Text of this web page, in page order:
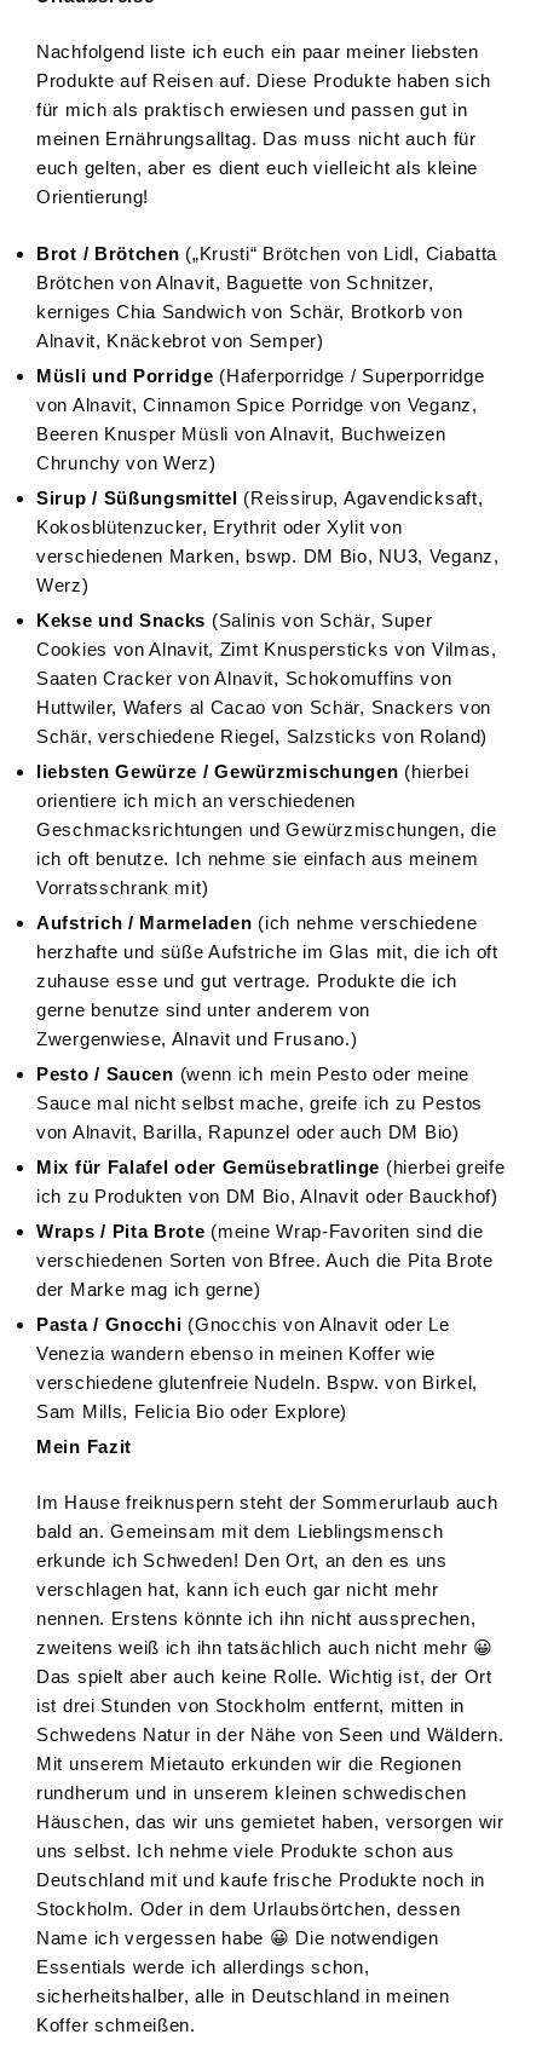
Nachfolgend liste ich euch ein paar meiner liebsten
Produkte auf Reisen auf. Diese Produkte haben sich
für mich als praktisch erwiesen und passen gut in
meinen Ernährungsalltag. Das muss nicht auch für
euch gelten, aber es dient euch vielleicht als kleine
Orientierung!
Brot / Brötchen („Krusti“ Brötchen von Lidl, Ciabatta
Brötchen von Alnavit, Baguette von Schnitzer,
kerniges Chia Sandwich von Schär, Brotkorb von
Alnavit, Knäckebrot von Semper)
Müsli und Porridge (Haferporridge / Superporridge
von Alnavit, Cinnamon Spice Porridge von Veganz,
Beeren Knusper Müsli von Alnavit, Buchweizen
Chrunchy von Werz)
Sirup / Süßungsmittel (Reissirup, Agavendicksaft,
Kokosblütenzucker, Erythrit oder Xylit von
verschiedenen Marken, bswp. DM Bio, NU3, Veganz,
Werz)
Kekse und Snacks (Salinis von Schär, Super
Cookies von Alnavit, Zimt Knuspersticks von Vilmas,
Saaten Cracker von Alnavit, Schokomuffins von
Huttwiler, Wafers al Cacao von Schär, Snackers von
Schär, verschiedene Riegel, Salzsticks von Roland)
liebsten Gewürze / Gewürzmischungen (hierbei
orientiere ich mich an verschiedenen
Geschmacksrichtungen und Gewürzmischungen, die
ich oft benutze. Ich nehme sie einfach aus meinem
Vorratsschrank mit)
Aufstrich / Marmeladen (ich nehme verschiedene
herzhafte und süße Aufstriche im Glas mit, die ich oft
zuhause esse und gut vertrage. Produkte die ich
gerne benutze sind unter anderem von
Zwergenwiese, Alnavit und Frusano.)
Pesto / Saucen (wenn ich mein Pesto oder meine
Sauce mal nicht selbst mache, greife ich zu Pestos
von Alnavit, Barilla, Rapunzel oder auch DM Bio)
Mix für Falafel oder Gemüsebratlinge (hierbei greife
ich zu Produkten von DM Bio, Alnavit oder Bauckhof)
Wraps / Pita Brote (meine Wrap-Favoriten sind die
verschiedenen Sorten von Bfree. Auch die Pita Brote
der Marke mag ich gerne)
Pasta / Gnocchi (Gnocchis von Alnavit oder Le
Venezia wandern ebenso in meinen Koffer wie
verschiedene glutenfreie Nudeln. Bspw. von Birkel,
Sam Mills, Felicia Bio oder Explore)
Mein Fazit
Im Hause freiknuspern steht der Sommerurlaub auch
bald an. Gemeinsam mit dem Lieblingsmensch
erkunde ich Schweden! Den Ort, an den es uns
verschlagen hat, kann ich euch gar nicht mehr
nennen. Erstens könnte ich ihn nicht aussprechen,
zweitens weiß ich ihn tatsächlich auch nicht mehr 😀
Das spielt aber auch keine Rolle. Wichtig ist, der Ort
ist drei Stunden von Stockholm entfernt, mitten in
Schwedens Natur in der Nähe von Seen und Wäldern.
Mit unserem Mietauto erkunden wir die Regionen
rundherum und in unserem kleinen schwedischen
Häuschen, das wir uns gemietet haben, versorgen wir
uns selbst. Ich nehme viele Produkte schon aus
Deutschland mit und kaufe frische Produkte noch in
Stockholm. Oder in dem Urlaubsörtchen, dessen
Name ich vergessen habe 😀 Die notwendigen
Essentials werde ich allerdings schon,
sicherheitshalber, alle in Deutschland in meinen
Koffer schmeißen.